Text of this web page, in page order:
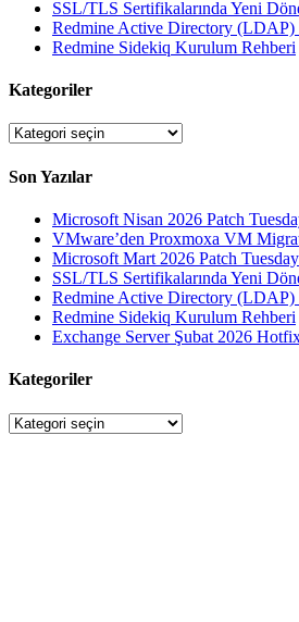
SSL/TLS Sertifikalarında Yeni
Redmine Active Directory (LDAP)
Redmine Sidekiq Kurulum Rehberi
Kategoriler
Kategoriler
Son Yazılar
Microsoft Nisan 2026 Patch
VMware’den Proxmoxa VM
Microsoft Mart 2026 Patch Tuesday
SSL/TLS Sertifikalarında Yeni
Redmine Active Directory (LDAP)
Redmine Sidekiq Kurulum Rehberi
Exchange Server Şubat 2026
Kategoriler
Kategoriler